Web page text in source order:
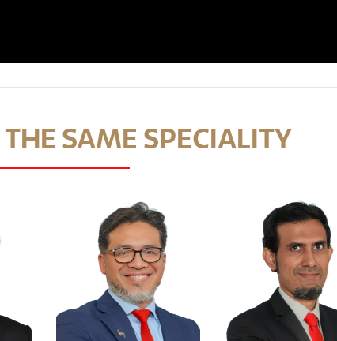
SAME SPECIALITY